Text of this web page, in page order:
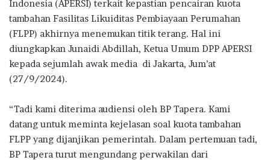
o
o
k
r
A
p
p
ra
m
Indonesia (APERSI) terkait kepastian pencairan kuota
tambahan Fasilitas Likuiditas Pembiayaan Perumahan
(FLPP) akhirnya menemukan titik terang. Hal ini
diungkapkan Junaidi Abdillah, Ketua Umum DPP APERSI
kepada sejumlah awak media di Jakarta, Jum’at
(27/9/2024).
“Tadi kami diterima audiensi oleh BP Tapera. Kami
datang untuk meminta kejelasan soal kuota tambahan
FLPP yang dijanjikan pemerintah. Dalam pertemuan tadi,
BP Tapera turut mengundang perwakilan dari